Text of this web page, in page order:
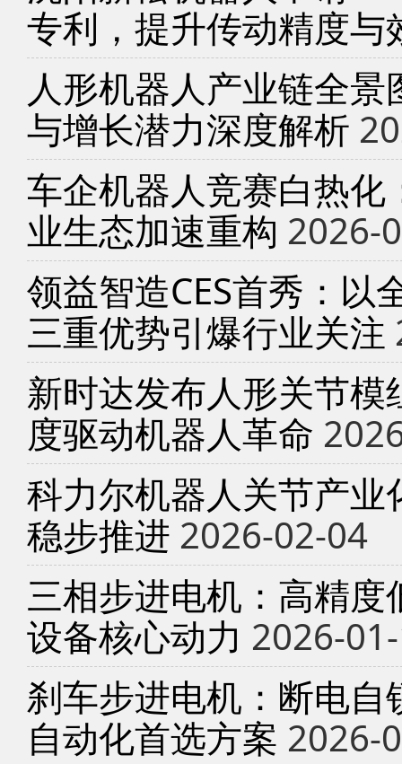
专利，提升传动精度与
人形机器人产业链全
与增长潜力深度解析
车企机器人竞赛白热
业生态加速重构 2026-
领益智造CES首秀：以
三重优势引爆行业关注
新时达发布人形关节
度驱动机器人革命
科力尔机器人关节产
稳步推进 2026-02-04
三相步进电机：高精
设备核心动力 2026-
刹车步进电机：断电
自动化首选方案 2026-